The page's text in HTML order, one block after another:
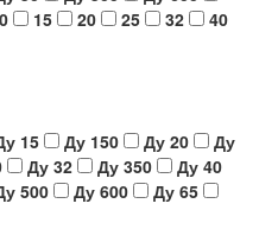
15 20 25 32
40
15 Ду 150 Ду 20
Ду
Ду 32 Ду 350
Ду 40
500 Ду 600
Ду 65